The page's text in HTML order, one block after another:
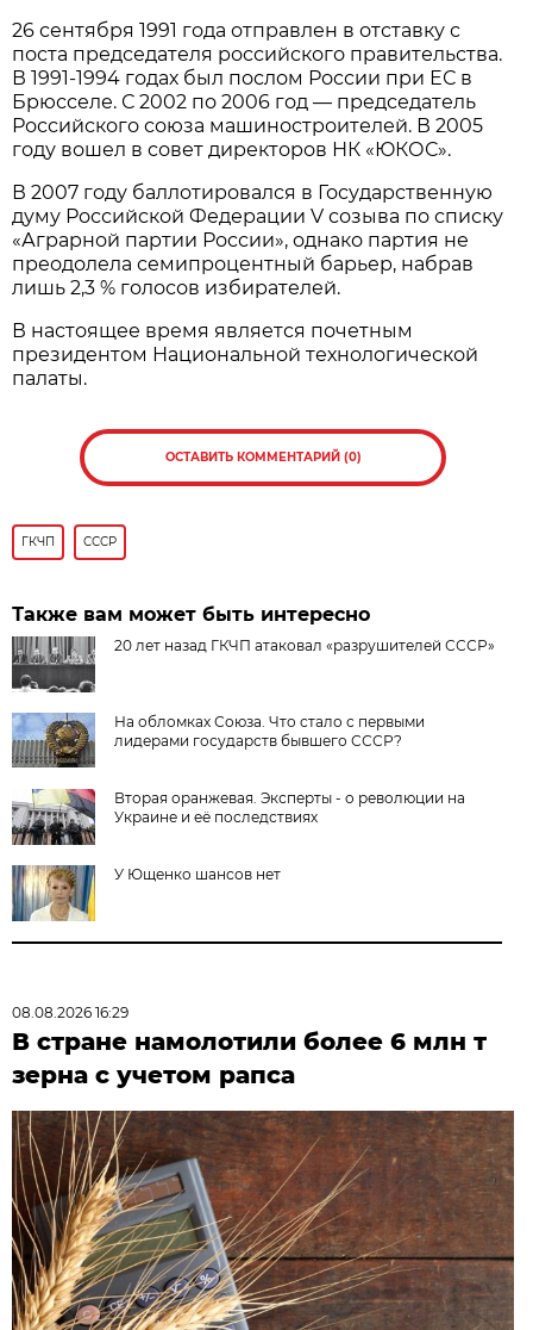
26 сентября 1991 года отправлен в отставку с
поста председателя российского правительства.
В 1991-1994 годах был послом России при ЕС в
Брюсселе. С 2002 по 2006 год — председатель
Российского союза машиностроителей. В 2005
году вошел в совет директоров НК «ЮКОС».
В 2007 году баллотировался в Государственную
думу Российской Федерации V созыва по списку
«Аграрной партии России», однако партия не
преодолела семипроцентный барьер, набрав
лишь 2,3 % голосов избирателей.
В настоящее время является почетным
президентом Национальной технологической
палаты.
ОСТАВИТЬ КОММЕНТАРИЙ (0)
ГКЧП СССР
Также вам может быть интересно
20 лет назад ГКЧП атаковал «разрушителей СССР»
На обломках Союза. Что стало с первыми
лидерами государств бывшего СССР?
Вторая оранжевая. Эксперты - о революции на
Украине и её последствиях
У Ющенко шансов нет
08.08.2026 16:29
В стране намолотили более 6 млн т
зерна с учетом рапса